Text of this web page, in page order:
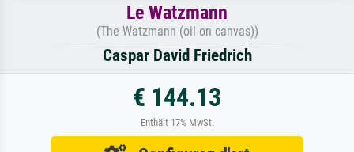
Le Watzmann
(The Watzmann (oil on canvas))
Caspar David Friedrich
€ 144.13
Enthält 17% MwSt.